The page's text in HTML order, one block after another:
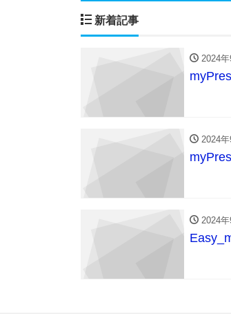
新着記事
2024
2024
2024